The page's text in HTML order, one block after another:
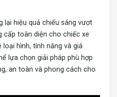
lại hiệu quả chiếu sáng vượt
cấp toàn diện cho chiếc xe
loại hình, tính năng và giá
lựa chọn giải pháp phù hợp
an toàn và phong cách cho